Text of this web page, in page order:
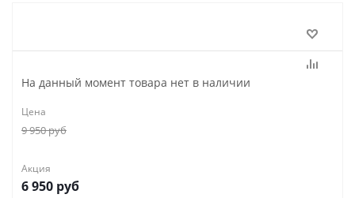
На данный момент товара нет в наличии
Цена
9 950руб
Акция
6 950 руб